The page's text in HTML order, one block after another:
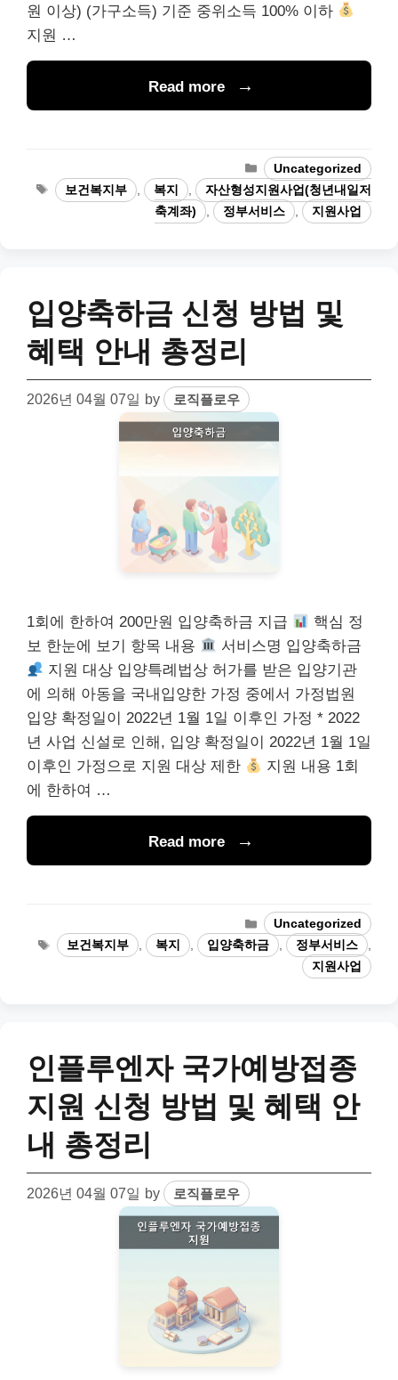
원 이상) (가구소득) 기준 중위소득 100% 이하
지원 …
Read more
Categories
Uncategorized
Tags보건복지부 복지
자산형성지원사업(청년내일저
축계좌)
정부서비스 지원사업
입양축하금 신청 방법 및
혜택 안내 총정리
2026년 04월 07일 by 로직플로우
1회에 한하여 200만원 입양축하금 지급
핵심 정
보 한눈에 보기 항목 내용
서비스명 입양축하금
지원 대상 입양특례법상 허가를 받은 입양기관
에 의해 아동을 국내입양한 가정 중에서 가정법원
입양 확정일이 2022년 1월 1일 이후인 가정 * 2022
년 사업 신설로 인해, 입양 확정일이 2022년 1월 1일
이후인 가정으로 지원 대상 제한
지원 내용 1회
에 한하여 …
Read more
Categories
Uncategorized
Tags보건복지부 , 복지 , 입양축하금 , 정부서비스
,
지원사업
인플루엔자 국가예방접종
지원 신청 방법 및 혜택 안
내 총정리
2026년 04월 07일 by 로직플로우